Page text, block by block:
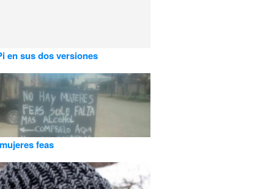
en sus dos versiones
feas